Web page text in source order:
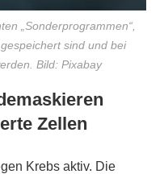
„Sonderprogrammen“,
sind und bei
Bild: Pixabay
Zellen
Krebs aktiv. Die